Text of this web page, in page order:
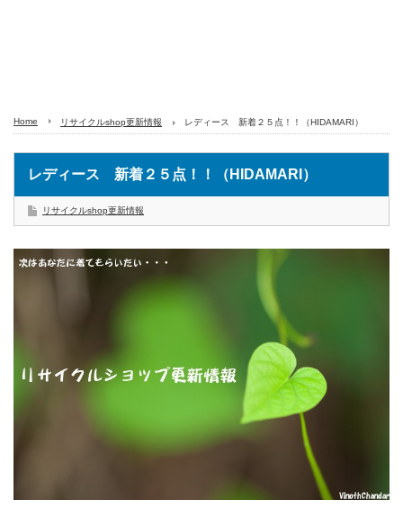
Home リサイクルshop更新情報 レディース 新着２５点！！（HIDAMARI）
レディース 新着２５点！！（HIDAMARI）
リサイクルshop更新情報